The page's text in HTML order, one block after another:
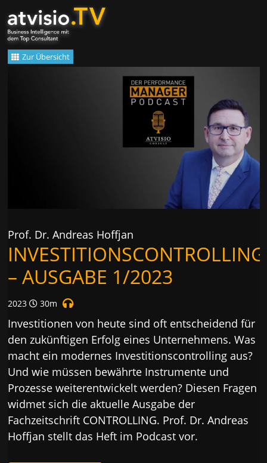
Inhalt
springen
Zur Übersicht
Prof. Dr. Andreas Hoffjan
INVESTITIONSCONTROLLING
– AUSGABE 1/2023
2023 30m
Investitionen von heute sind oft entscheidend für
den zukünftigen Erfolg eines Unternehmens. Was
macht ein modernes Investitionscontrolling aus?
Und wie müssen bewährte Instrumente und
Prozesse weiterentwickelt werden? Diesen Fragen
widmet sich die aktuelle Ausgabe der
Fachzeitschrift CONTROLLING. Prof. Dr. Andreas
Hoffjan stellt das Heft im Podcast vor.